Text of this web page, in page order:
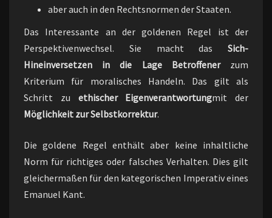
aber auch in den Rechtsnormen der Staaten.
Das Interessante an der goldenen Regel ist der
Perspektivenwechsel. Sie macht das Sich-
Hineinversetzen in die Lage Betroffenerzum
Kriterium für moralisches Handeln. Das gilt als
Schritt zu ethischer Eigenverantwortungmit der
Möglichkeit zur Selbstkorrektur.
Die goldene Regel enthält aber keine inhaltliche
Norm für richtiges oder falsches Verhalten. Dies gilt
gleichermaßen für den kategorischen Imperativ eines
Emanuel Kant.